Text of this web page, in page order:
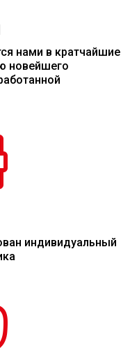
нами в кратчайшие
новейшего
индивидуальный